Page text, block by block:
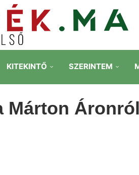
KITEKINTŐ SZERINTEM
Márton Áronról